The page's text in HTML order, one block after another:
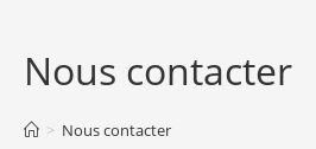
Nous contacter
> Nous contacter